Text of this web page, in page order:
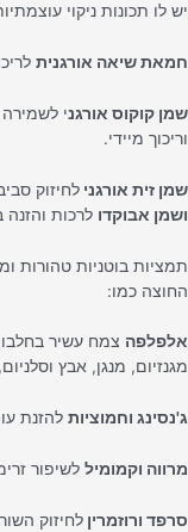
לו תכונות ניקוי
שיאה אורגנית
קוקוס אורגנילשמירה
מיידי.
זיתאורגנילחיזוק
אבוקדולרכות והזנה
בוטניות טהורות
כמו:
צמח עשיר בחלבון
מנגן, אבץ
וחמוציותלהזנת
וקמומיללשיפור
ורוזמריןלחיזוק